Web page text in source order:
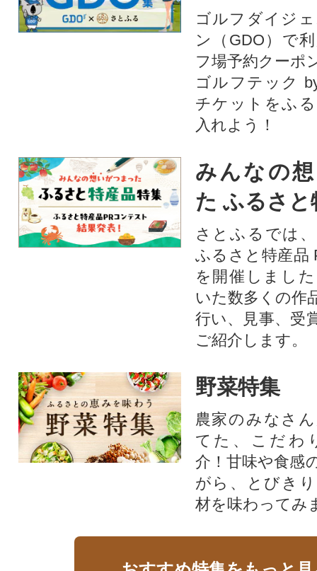
ゴルフダイジ
ン（GDO）で
フ場予約クーポ
ゴルフテック
チケットをふ
入れよう！
みんなの
た ふるさと
さとふるでは
ふるさと特産品
を開催しまし
いた数多くの作
行い、見事、受
ご紹介します。
野菜特集
農家のみなさ
てた、こだわ
介！甘味や食感
がら、とびき
材を味わってみ